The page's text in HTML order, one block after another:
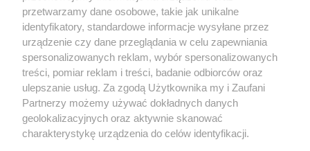
MUZYKA
przetwarzamy dane osobowe, takie jak unikalne
identyfikatory, standardowe informacje wysyłane przez
urządzenie czy dane przeglądania w celu zapewniania
spersonalizowanych reklam, wybór spersonalizowanych
treści, pomiar reklam i treści, badanie odbiorców oraz
ulepszanie usług. Za zgodą Użytkownika my i Zaufani
Partnerzy możemy używać dokładnych danych
geolokalizacyjnych oraz aktywnie skanować
charakterystykę urządzenia do celów identyfikacji.